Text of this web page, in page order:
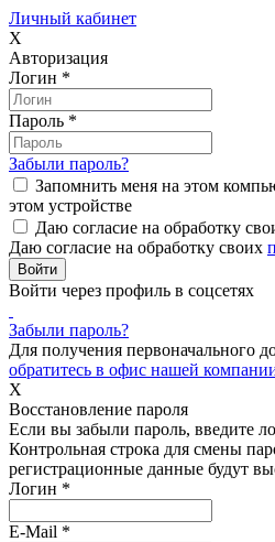
Личный кабинет
X
Авторизация
Логин *
Пароль *
Забыли пароль?
Запомнить меня на этом
этом устройстве
Даю согласие на обработку
Даю согласие на обработку своих
Войти через профиль в соцсетях
Забыли пароль?
Для получения первоначального
обратитесь в офис нашей
X
Восстановление пароля
Если вы забыли пароль, введите
Контрольная строка для смены
регистрационные данные будут
Логин *
E-Mail *